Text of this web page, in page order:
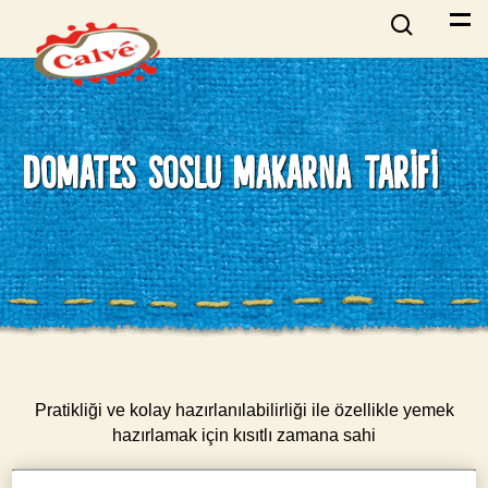
DOMATES SOSLU MAKARNA TARIFI
Pratikliği ve kolay hazırlanılabilirliği ile özellikle yemek
hazırlamak için kısıtlı zamana sahi
olanların kurtarıcısı olan domates soslu makarna, hemen